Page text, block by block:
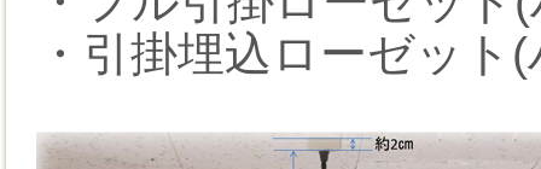
・引掛埋込ローゼッ